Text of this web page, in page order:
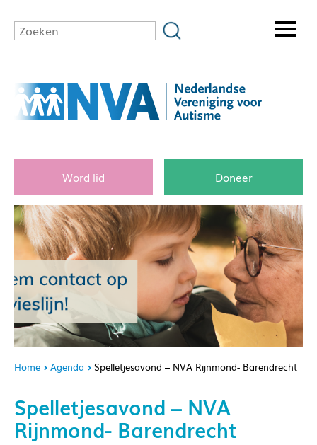
Word lid Doneer
Home Agenda Spelletjesavond – NVA Rijnmond- Barendrecht
Spelletjesavond – NVA
Rijnmond- Barendrecht